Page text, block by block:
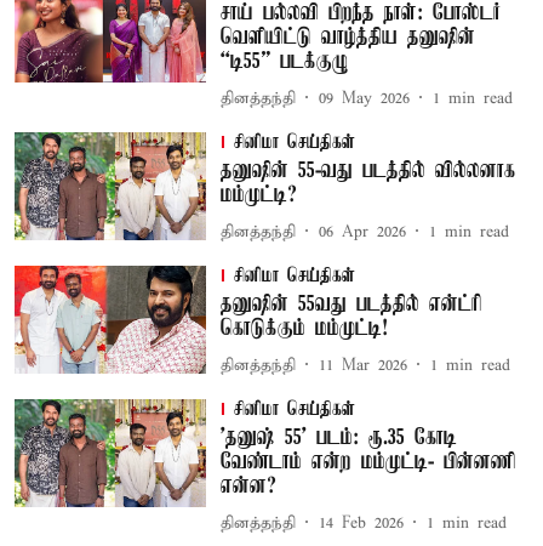
சாய் பல்லவி பிறந்த நாள்: போஸ்டர்
வெளியிட்டு வாழ்த்திய தனுஷின்
“டி55” படக்குழு
தினத்தந்தி 09 May 2026 1 min read
சினிமா செய்திகள்
தனுஷின் 55-வது படத்தில் வில்லனாக
மம்முட்டி?
தினத்தந்தி 06 Apr 2026 1 min read
சினிமா செய்திகள்
தனுஷின் 55வது படத்தில் என்ட்ரி
கொடுக்கும் மம்முட்டி!
தினத்தந்தி 11 Mar 2026 1 min read
சினிமா செய்திகள்
'தனுஷ் 55' படம்: ரூ.35 கோடி
வேண்டாம் என்ற மம்முட்டி- பின்னணி
என்ன?
தினத்தந்தி 14 Feb 2026 1 min read